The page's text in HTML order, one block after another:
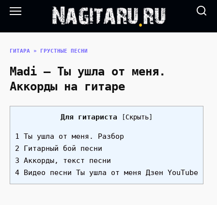
Перейти
ГИТАРА » ГРУСТНЫЕ ПЕСНИ
Madi — Ты ушла от меня.
Аккорды на гитаре
Для гитариста [Скрыть]
1 Ты ушла от меня. Разбор
2 Гитарный бой песни
3 Аккорды, текст песни
4 Видео песни Ты ушла от меня Дзен YouTube